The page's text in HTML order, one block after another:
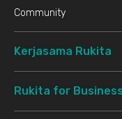
Community
Kerjasama Rukita
Rukita for Business